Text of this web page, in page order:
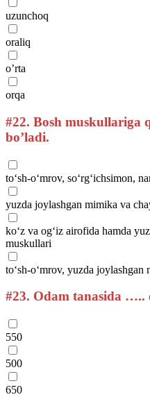
uzunchoq
oraliq
o’rta
orqa
#22. Bosh muskullariga
bo’ladi.
to‘sh-o‘mrov, so‘rg‘ichsimon,
yuzda joylashgan mimika va
ko‘z va og‘iz airofida hamda
muskullari
to‘sh-o‘mrov, yuzda
#23. Odam tanasida
550
500
650